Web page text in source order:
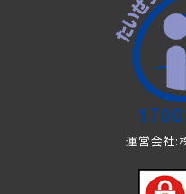
運営会社: